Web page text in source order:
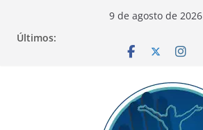
9 de agosto de 2026
Últimos: